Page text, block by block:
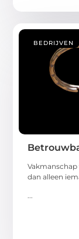
BEDRIJVEN
dan alleen